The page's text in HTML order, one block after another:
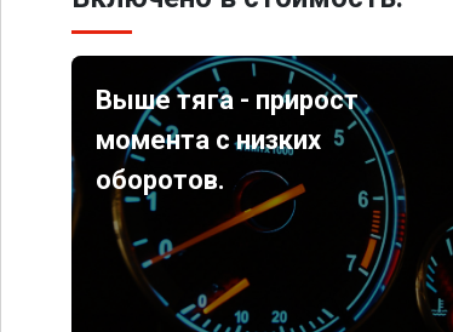
Выше тяга - прирост
момента с низких
оборотов.